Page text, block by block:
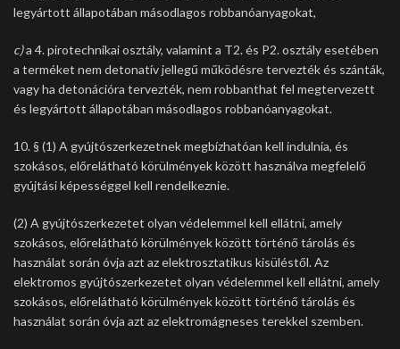
legyártott állapotában másodlagos robbanóanyagokat,
c)a 4. pirotechnikai osztály, valamint a T2. és P2. osztály esetében
a terméket nem detonatív jellegű működésre tervezték és szánták,
vagy ha detonációra tervezték, nem robbanthat fel megtervezett
és legyártott állapotában másodlagos robbanóanyagokat.
10. § (1) A gyújtószerkezetnek megbízhatóan kell indulnia, és
szokásos, előrelátható körülmények között használva megfelelő
gyújtási képességgel kell rendelkeznie.
(2) A gyújtószerkezetet olyan védelemmel kell ellátni, amely
szokásos, előrelátható körülmények között történő tárolás és
használat során óvja azt az elektrosztatikus kisüléstől. Az
elektromos gyújtószerkezetet olyan védelemmel kell ellátni, amely
szokásos, előrelátható körülmények között történő tárolás és
használat során óvja azt az elektromágneses terekkel szemben.